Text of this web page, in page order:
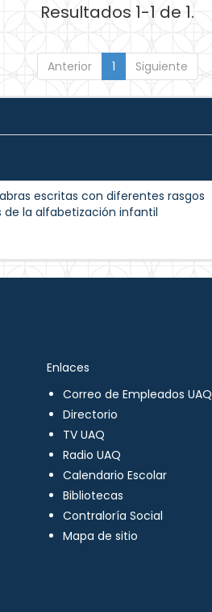
Resultados 1-1 de 1.
Anterior 1 Siguiente
escritas con diferentes rasgos
de la alfabetización infantil
Enlaces
Correo de Empleados UAQ
Directorio
TV UAQ
Radio UAQ
Calendario Escolar
Bibliotecas
Contraloría Social
Mapa de sitio